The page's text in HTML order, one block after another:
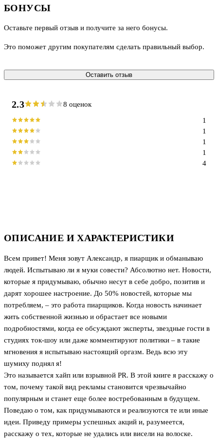
ОПИСАНИЕ И ХАРАКТЕРИСТИКИ
Всем привет! Меня зовут Александр, я пиарщик и обманываю
людей. Испытываю ли я муки совести? Абсолютно нет. Новости,
которые я придумываю, обычно несут в себе добро, позитив и
дарят хорошее настроение. До 50% новостей, которые мы
потребляем, – это работа пиарщиков. Когда новость начинает
жить собственной жизнью и обрастает все новыми
подробностями, когда ее обсуждают эксперты, звездные гости в
студиях ток-шоу или даже комментируют политики – в такие
мгновения я испытываю настоящий оргазм. Ведь всю эту
шумиху поднял я!
Это называется хайп или взрывной PR. В этой книге я расскажу о
том, почему такой вид рекламы становится чрезвычайно
популярным и станет еще более востребованным в будущем.
Поведаю о том, как придумываются и реализуются те или иные
идеи. Приведу примеры успешных акций и, разумеется,
расскажу о тех, которые не удались или висели на волоске.
БОНУСЫ
Оставьте первый отзыв и получите за него бонусы.
Это поможет другим покупателям сделать правильный выбор.
Оставить отзыв
2.3 8 оценок
4
1
1
1
1